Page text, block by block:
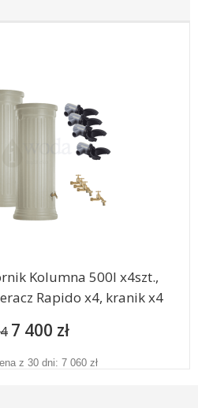
Kolumna 500l x4szt.,
Rapido x4, kranik x4
7 400 zł
z 30 dni: 7 060 zł